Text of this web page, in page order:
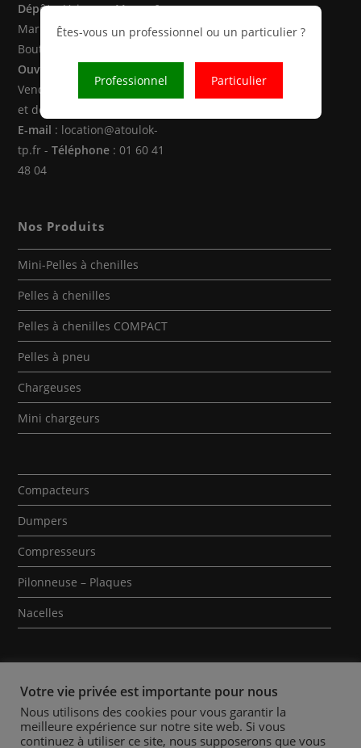
Dépôts: Vaire sur Marne &
Marne la Vallée (77470 -
Boutigny)
Ouverture
Vendredi de 8h00 à 12h30
et de 14h00 à 18h00
E-mail : location@atoulok-
tp.fr -Téléphone : 01 60 41
48 04
Nos Produits
Mini-Pelles à chenilles
Pelles à chenilles
Pelles à chenilles COMPACT
Pelles à pneu
Chargeuses
Mini chargeurs
Compacteurs
Dumpers
Compresseurs
Pilonneuse – Plaques
Nacelles
Qui sommes-nous ? Contact Mentions Légales
Votre vie privée est importante pour nous
Nous utilisons des cookies pour vous garantir la
meilleure expérience sur notre site web. Si vous
continuez à utiliser ce site, nous supposerons que vous
Êtes-vous un professionnel ou un particulier ?
Professionnel Particulier